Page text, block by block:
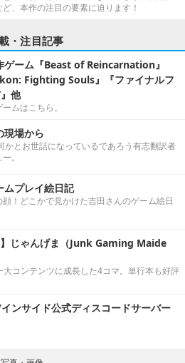
、本作の注目の要素に迫ります！
・注目記事
ゲーム『Beast of Reincarnation』
Fighting Souls』『ファイナルフ
他
ムはこちら。
現場から
かとお世話になっているであろう有志翻訳者
。
ムプレイ絵日記
顔！どこかで見かけた吉田さんのゲーム絵日
】じゃんげま（Junk Gaming Maide
コンテンツに成長した4コマ。単行本も好評
ンサイド公式ディスコードサーバー